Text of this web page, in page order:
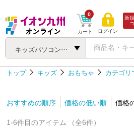
キッズパソコン・タブレット
カート
0
ログイン
新
トップ キッズ おもちゃ カテゴリ
おすすめの順序 価格の低い順
価格
1-6件目のアイテム （全6件）